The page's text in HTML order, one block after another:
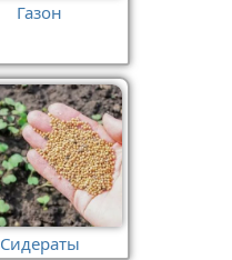
Газон
Сидераты